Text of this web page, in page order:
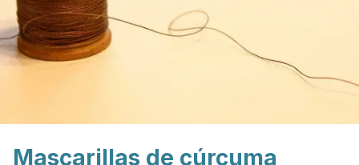
Mascarillas de cúrcuma